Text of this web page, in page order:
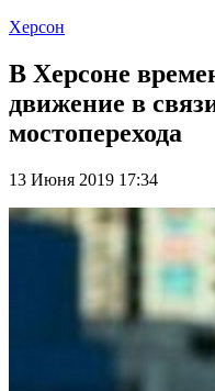
Херсон
В Херсоне
движение в
мостоперехода
13 Июня 2019 17:34